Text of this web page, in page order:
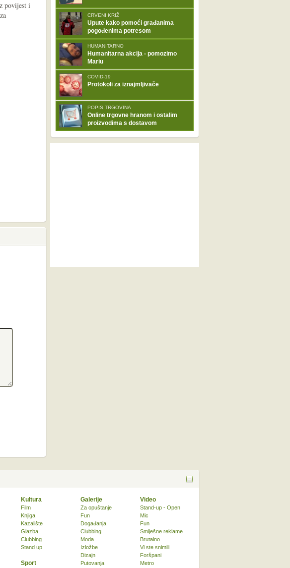
povijest i
CRVENI KRIŽ
Upute kako pomoći građanima
pogođenima potresom
HUMANITARNO
Humanitarna akcija - pomozimo
Mariu
COVID-19
Protokoli za iznajmljivače
POPIS TRGOVINA
Online trgovne hranom i ostalim
proizvodima s dostavom
Kultura
Film
Knjiga
Kazalište
Glazba
Clubbing
Stand up
Sport
Galerije
Za opuštanje
Fun
Događanja
Clubbing
Moda
Izložbe
Dizajn
Putovanja
Video
Stand-up - Open
Mic
Fun
Smiješne reklame
Brutalno
Vi ste snimili
Foršpani
Metro